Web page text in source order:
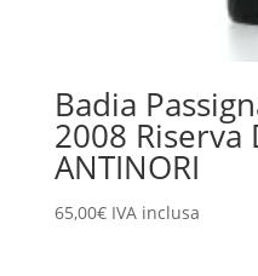
Badia
2008 Riserva
ANTINORI
65,00€ IVA inclusa